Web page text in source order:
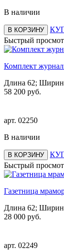
В наличии
В КОРЗИНУ
Быстрый
Комплект
Длина 62;
58 200 руб.
арт. 02250
В наличии
В КОРЗИНУ
Быстрый
Газетница
Длина 62;
28 000 руб.
арт. 02249